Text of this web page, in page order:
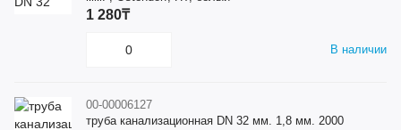
В наличии
1 280₸
00-00006127
труба канализационная DN 32 мм. 1,8 мм. 2000